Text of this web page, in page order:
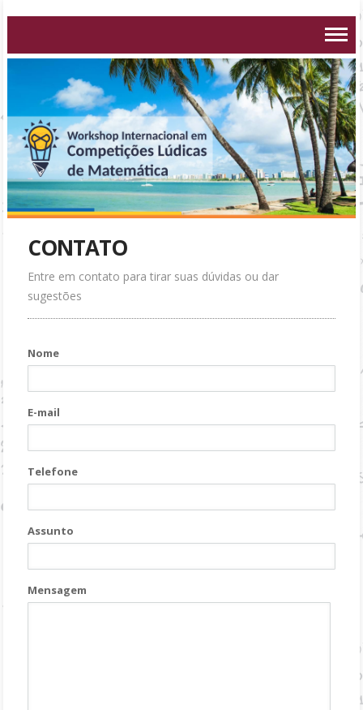
CONTATO
Entre em contato para tirar suas dúvidas ou dar
sugestões
Nome
E-mail
Telefone
Assunto
Mensagem